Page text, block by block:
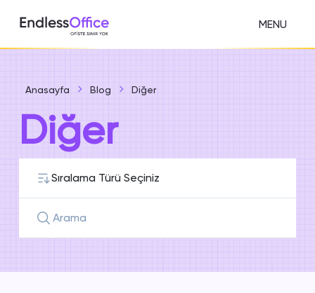
MENU
Anasayfa Blog Diğer
Diğer